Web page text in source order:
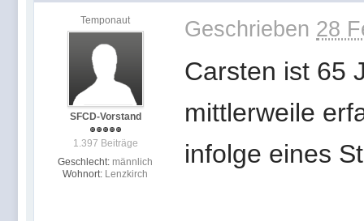
Temponaut
SFCD-Vorstand
1.397 Beiträge
Geschlecht: männlich
Wohnort: Lenzkirch
Geschrieben 28
Carsten ist 65
mittlerweile
infolge eines